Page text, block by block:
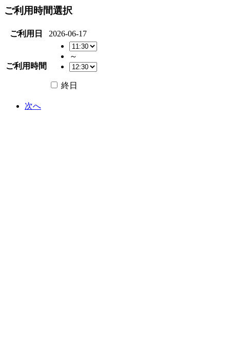
ご利用時間選択
ご利用日 2026-06-17
ご利用時間
～
終日
次へ